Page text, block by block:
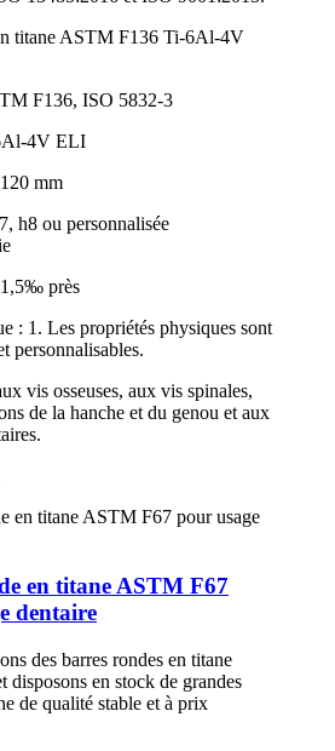
titane ASTM F136 Ti-6Al-4V
F136, ISO 5832-3
4V ELI
mm
h8 ou personnalisée
1,5‰ près
: 1. Les propriétés physiques sont
personnalisables.
vis osseuses, aux vis spinales,
de la hanche et du genou et aux
en titane ASTM F67
dentaire
des barres rondes en titane
disposons en stock de grandes
de qualité stable et à prix